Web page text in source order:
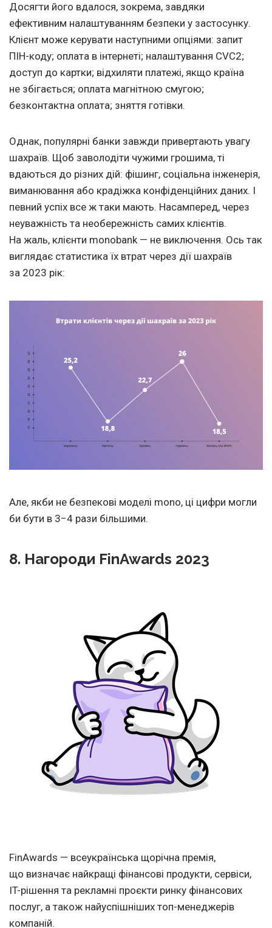
Досягти його вдалося, зокрема, завдяки
ефективним налаштуванням безпеки у застосунку.
Клієнт може керувати наступними опціями: запит
ПІН-коду; оплата в інтернеті; налаштування CVC2;
доступ до картки; відхиляти платежі, якщо країна
не збігається; оплата магнітною смугою;
безконтактна оплата; зняття готівки.
Однак, популярні банки завжди привертають увагу
шахраїв. Щоб заволодіти чужими грошима, ті
вдаються до різних дій: фішинг, соціальна інженерія,
виманювання або крадіжка конфіденційних даних. І
певний успіх все ж таки мають. Насамперед, через
неуважність та необережність самих клієнтів.
На жаль, клієнти monobank — не виключення. Ось так
виглядає статистика їх втрат через дії шахраїв
за 2023 рік:
Але, якби не безпекові моделі mono, ці цифри могли
би бути в 3−4 рази більшими.
8. Нагороди FinAwards 2023
FinAwards — всеукраїнська щорічна премія,
що визначає найкращі фінансові продукти, сервіси,
IT-рішення та рекламні проєкти ринку фінансових
послуг, а також найуспішніших топ-менеджерів
компаній.